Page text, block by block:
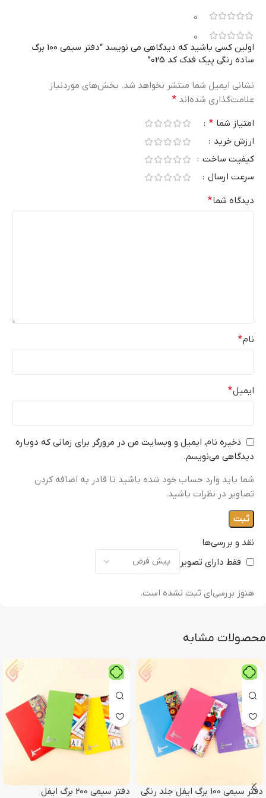
0
0
نقد و بررسی‌ها
فقط دارای تصویر
هنوز بررسی‌ای ثبت نشده است.
اولین کسی باشید که دیدگاهی می نویسد “دفتر سیمی 100 برگ
ساده رنگی پیک فدک کد 025”
نشانی ایمیل شما منتشر نخواهد شد. بخش‌های موردنیاز
علامت‌گذاری شده‌اند *
امتیاز شما *
ارزش خرید
کیفیت ساخت
سرعت ارسال
دیدگاه شما*
نام*
ایمیل*
ذخیره نام، ایمیل و وبسایت من در مرورگر برای زمانی که دوباره
دیدگاهی می‌نویسم.
شما باید وارد حساب خود شده باشید تا قادر به اضافه کردن
تصاویر در نظرات باشید.
محصولات مشابه
دفتر سیمی 100 برگ ایفل جلد رنگی دفتر سیمی 200 برگ ایفل